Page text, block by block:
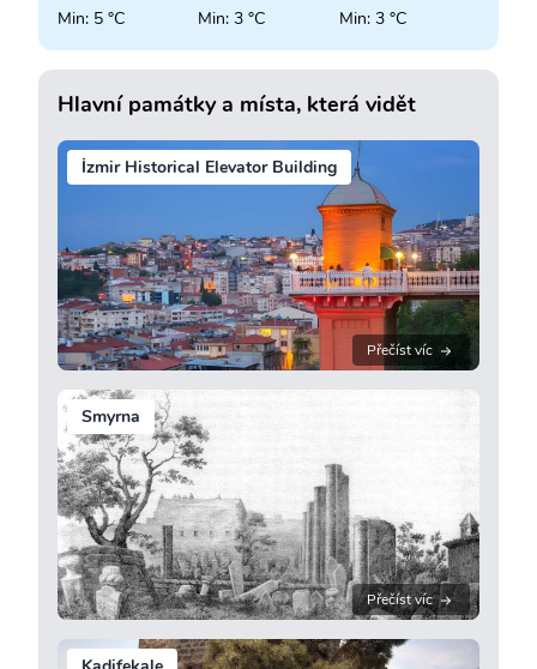
Min: 5 °C
Min: 3 °C
Min: 3 °C
Hlavní památky a místa, která vidět
İzmir Historical Elevator Building
Přečíst víc
Smyrna
Přečíst víc